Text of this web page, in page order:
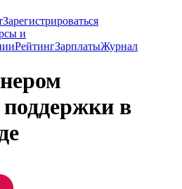
Зарегистрироваться
и
РейтингЗарплатыЖурнал
поддержки в